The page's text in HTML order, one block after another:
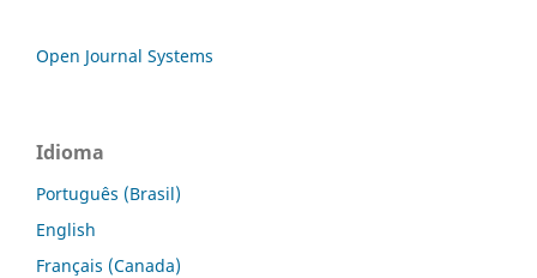
Open Journal Systems
Idioma
Português (Brasil)
English
Français (Canada)